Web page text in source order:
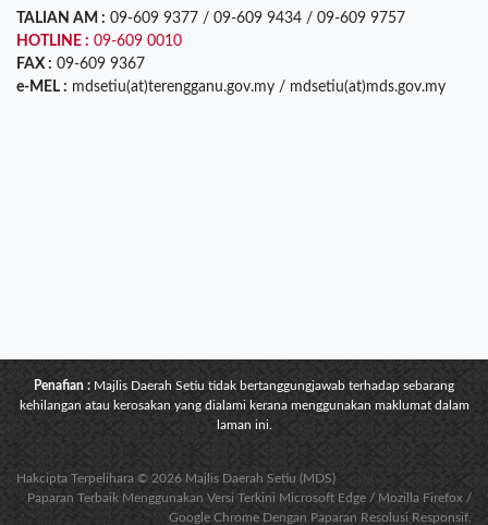
TALIAN AM : 09-609 9377 / 09-609 9434 / 09-609 9757
HOTLINE : 09-609 0010
FAX : 09-609 9367
e-MEL : mdsetiu(at)terengganu.gov.my / mdsetiu(at)mds.gov.my
Penafian : Majlis Daerah Setiu tidak bertanggungjawab terhadap sebarang
kehilangan atau kerosakan yang dialami kerana menggunakan maklumat dalam
laman ini.
Hakcipta Terpelihara © 2026 Majlis Daerah Setiu (MDS)
Paparan Terbaik Menggunakan Versi Terkini Microsoft Edge / Mozilla Firefox /
Google Chrome Dengan Paparan Resolusi Responsif.